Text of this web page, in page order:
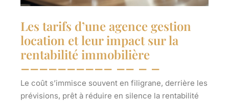
Les tarifs d’une agence gestion
location et leur impact sur la
rentabilité immobilière
Le coût s’immisce souvent en filigrane, derrière les
prévisions, prêt à réduire en silence la rentabilité